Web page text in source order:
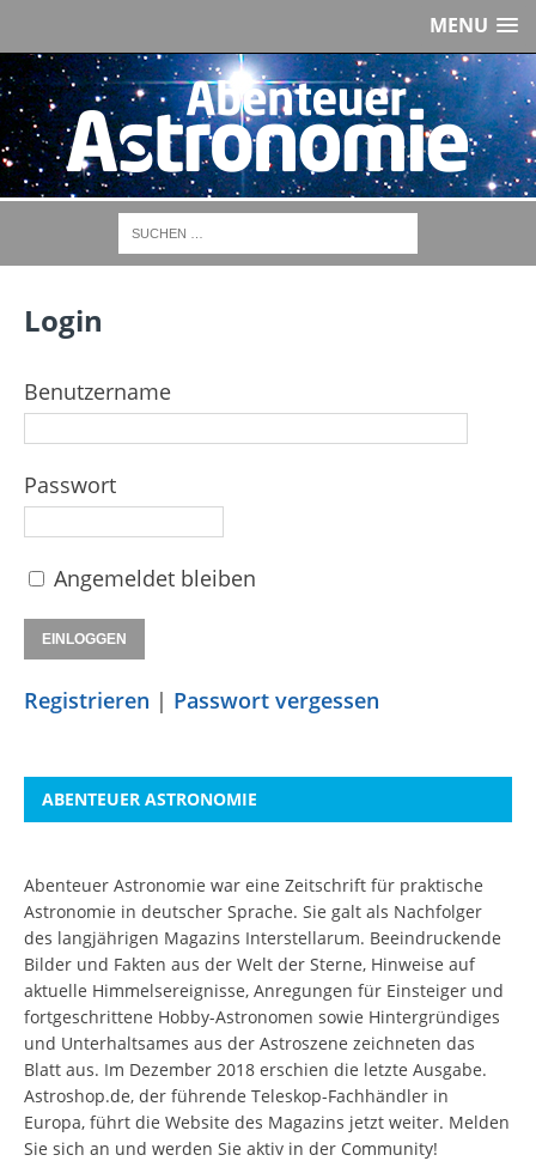
MENU
Login
Benutzername
Passwort
Angemeldet bleiben
Registrieren | Passwort vergessen
ABENTEUER ASTRONOMIE
Abenteuer Astronomie war eine Zeitschrift für praktische
Astronomie in deutscher Sprache. Sie galt als Nachfolger
des langjährigen Magazins Interstellarum. Beeindruckende
Bilder und Fakten aus der Welt der Sterne, Hinweise auf
aktuelle Himmelsereignisse, Anregungen für Einsteiger und
fortgeschrittene Hobby-Astronomen sowie Hintergründiges
und Unterhaltsames aus der Astroszene zeichneten das
Blatt aus. Im Dezember 2018 erschien die letzte Ausgabe.
Astroshop.de, der führende Teleskop-Fachhändler in
Europa, führt die Website des Magazins jetzt weiter. Melden
Sie sich an und werden Sie aktiv in der Community!